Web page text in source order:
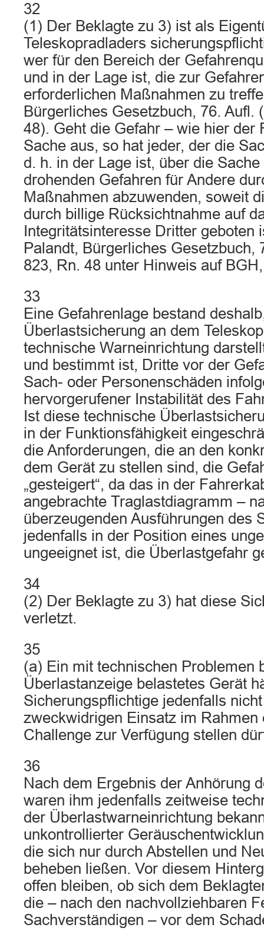
32
(1) Der Beklagte zu 3) ist als
Teleskopradladers
wer für den Bereich der
und in der Lage ist, die zur
erforderlichen Maßnahmen zu
Bürgerliches Gesetzbuch, 76. Aufl.
48). Geht die Gefahr – wie hier der
Sache aus, so hat jeder, der die
d. h. in der Lage ist, über die
drohenden Gefahren für Andere
Maßnahmen abzuwenden, soweit
durch billige Rücksichtnahme auf
Integritätsinteresse Dritter geboten
Palandt, Bürgerliches Gesetzbuch,
823, Rn. 48 unter Hinweis auf
33
Eine Gefahrenlage bestand
Überlastsicherung an dem
technische Warneinrichtung
und bestimmt ist, Dritte vor der
Sach- oder Personenschäden
hervorgerufener Instabilität des
Ist diese technische
in der Funktionsfähigkeit
die Anforderungen, die an den
dem Gerät zu stellen sind, die
„gesteigert“, da das in der
angebrachte Traglastdiagramm –
überzeugenden Ausführungen des
jedenfalls in der Position eines
ungeeignet ist, die Überlastgefahr
34
(2) Der Beklagte zu 3) hat diese
verletzt.
35
(a) Ein mit technischen Problemen
Überlastanzeige belastetes Gerät
Sicherungspflichtige jedenfalls
zweckwidrigen Einsatz im Rahmen
Challenge zur Verfügung stellen
36
Nach dem Ergebnis der Anhörung
waren ihm jedenfalls zeitweise
der Überlastwarneinrichtung
unkontrollierter
die sich nur durch Abstellen und
beheben ließen. Vor diesem
offen bleiben, ob sich dem
die – nach den nachvollziehbaren
Sachverständigen – vor dem